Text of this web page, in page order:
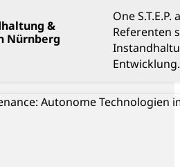
&
Nürnberg
One
Referenten